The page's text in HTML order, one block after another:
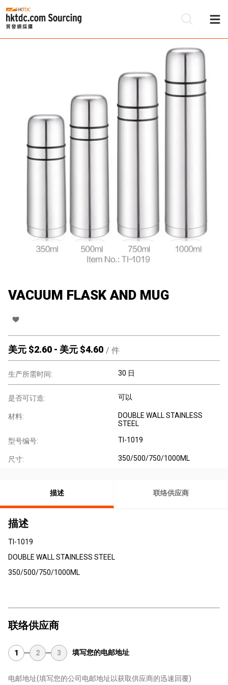
VACUUM FLASK AND MUG
美元 $2.60 - 美元 $4.60 / 件
生产所需时间: 30 日
是否可订造: 可以
材料:
DOUBLE WALL STAINLESS
STEEL
型号编号: TI-1019
尺寸: 350/500/750/1000ML
描述 联络供应商
描述
TI-1019
DOUBLE WALL STAINLESS STEEL
350/500/750/1000ML
联络供应商
1 2 3 填写您的电邮地址
电邮地址(填写您的公司电邮地址以获取供应商的迅速回覆)